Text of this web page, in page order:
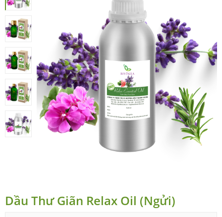
Dầu Thư Giãn Relax Oil (Ngửi)